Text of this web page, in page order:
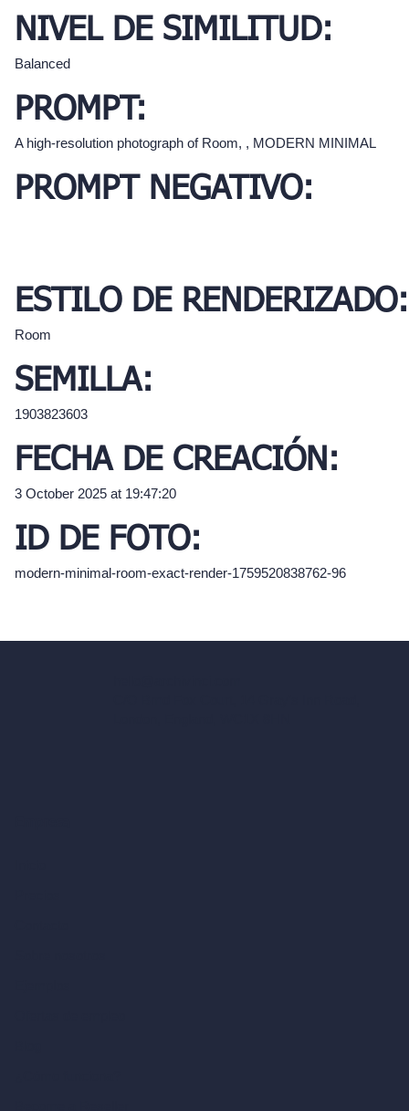
NIVEL DE SIMILITUD:
Balanced
PROMPT:
A high-resolution photograph of Room, , MODERN MINIMAL
PROMPT NEGATIVO:
ESTILO DE RENDERIZADO:
Room
SEMILLA:
1903823603
FECHA DE CREACIÓN:
3 October 2025 at 19:47:20
ID DE FOTO:
modern-minimal-room-exact-render-1759520838762-96